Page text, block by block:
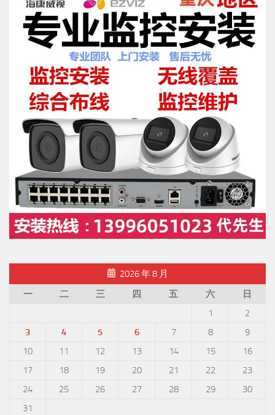
2026 年 8 月
一
二 三 四 五 六
日
1
2
3
4 5 6 7 8
9
10
11 12 13 14 15
16
17
18 19 20 21 22
23
24
25 26 27 28 29
30
31